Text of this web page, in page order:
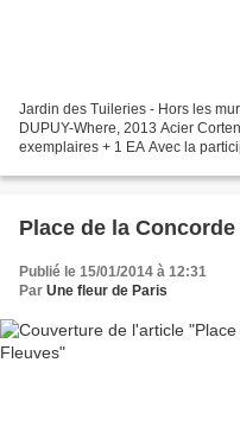
Jardin des Tuileries - Hors les
DUPUY-Where, 2013 Acier
exemplaires + 1 EA Avec la
Place de la
Publié le 15/01/2014 à 12:31
Par Une fleur de Paris